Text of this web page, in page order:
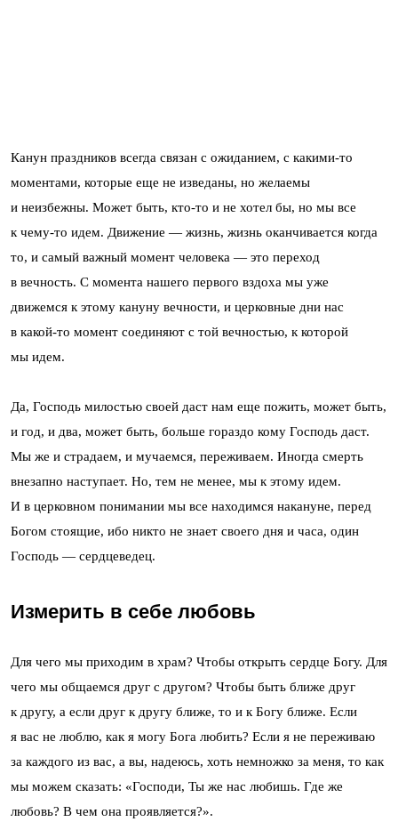
Канун праздников всегда связан с ожиданием, с какими-то
моментами, которые еще не изведаны, но желаемы
и неизбежны. Может быть, кто-то и не хотел бы, но мы все
к чему-то идем. Движение — жизнь, жизнь оканчивается когда
то, и самый важный момент человека — это переход
в вечность. С момента нашего первого вздоха мы уже
движемся к этому кануну вечности, и церковные дни нас
в какой-то момент соединяют с той вечностью, к которой
мы идем.
Да, Господь милостью своей даст нам еще пожить, может быть,
и год, и два, может быть, больше гораздо кому Господь даст.
Мы же и страдаем, и мучаемся, переживаем. Иногда смерть
внезапно наступает. Но, тем не менее, мы к этому идем.
И в церковном понимании мы все находимся накануне, перед
Богом стоящие, ибо никто не знает своего дня и часа, один
Господь — сердцеведец.
Измерить в себе любовь
Для чего мы приходим в храм? Чтобы открыть сердце Богу. Для
чего мы общаемся друг с другом? Чтобы быть ближе друг
к другу, а если друг к другу ближе, то и к Богу ближе. Если
я вас не люблю, как я могу Бога любить? Если я не переживаю
за каждого из вас, а вы, надеюсь, хоть немножко за меня, то как
мы можем сказать: «Господи, Ты же нас любишь. Где же
любовь? В чем она проявляется?».